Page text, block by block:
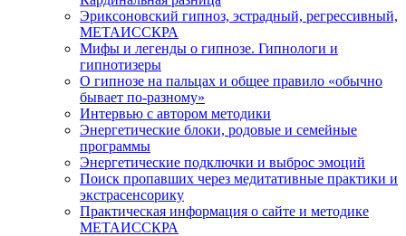
Эриксоновский гипноз, эстрадный, регрессивный,
МЕТАИССКРА
Мифы и легенды о гипнозе. Гипнологи и
гипнотизеры
О гипнозе на пальцах и общее правило «обычно
бывает по-разному»
Интервью с автором методики
Энергетические блоки, родовые и семейные
программы
Энергетические подключки и выброс эмоций
Поиск пропавших через медитативные практики и
экстрасенсорику
Практическая информация о сайте и методике
МЕТАИССКРА